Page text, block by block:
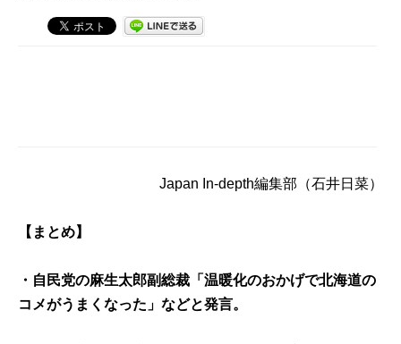
Japan In-depth編集部（石井日菜）
【まとめ】
・自民党の麻生太郎副総裁「温暖化のおかげで北海道の
コメがうまくなった」などと発言。